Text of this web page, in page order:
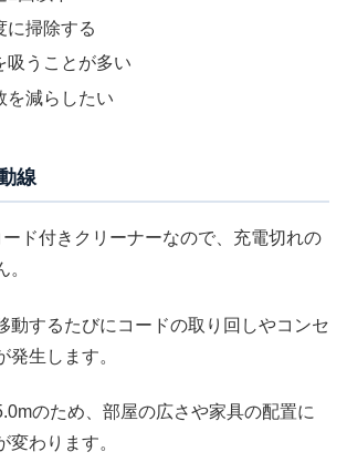
に掃除する
吸うことが多い
を減らしたい
線
ド付きクリーナーなので、充電切れの
動するたびにコードの取り回しやコンセ
発生します。
のため、部屋の広さや家具の配置に
変わります。